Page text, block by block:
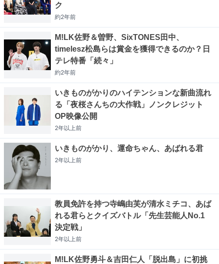
ク
約2年前
M!LK佐野＆曽野、SixTONES田中、
timelesz松島らは賞金を獲得できるのか？日
テレ特番「続々」
約2年前
いきものがかりのハイテンションな新曲流れ
る「夜桜さんちの大作戦」ノンクレジット
OP映像公開
2年以上前
いきものがかり、運命ちゃん、あばれる君
2年以上前
教員免許を持つ寺嶋由芙が清水ミチコ、あば
れる君らとクイズバトル「先生芸能人No.1
決定戦」
2年以上前
M!LK佐野勇斗＆吉田仁人「脱出島」に初挑